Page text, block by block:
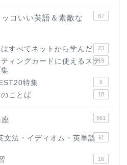
コいい英語＆素敵な
67
すべてネットから学んだ 23
ィングカードに使えるステ19
特集 6
ことば 18
661
文法・イディオム・英単語・
11
16